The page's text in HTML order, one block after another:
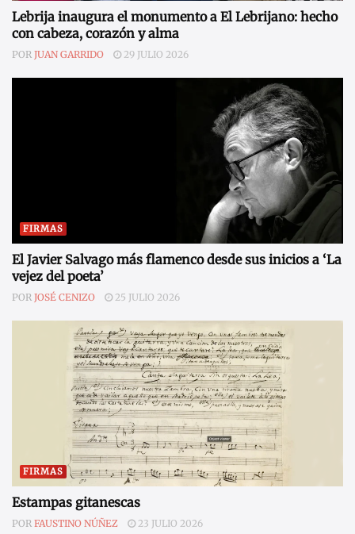
Lebrija inaugura el monumento a El Lebrijano: hecho
con cabeza, corazón y alma
POR JUAN GARRIDO 29 JULIO 2026
FIRMAS
El Javier Salvago más flamenco desde sus inicios a ‘La
vejez del poeta’
POR JOSÉ CENIZO 25 JULIO 2026
FIRMAS
Estampas gitanescas
POR FAUSTINO NÚÑEZ 23 JULIO 2026